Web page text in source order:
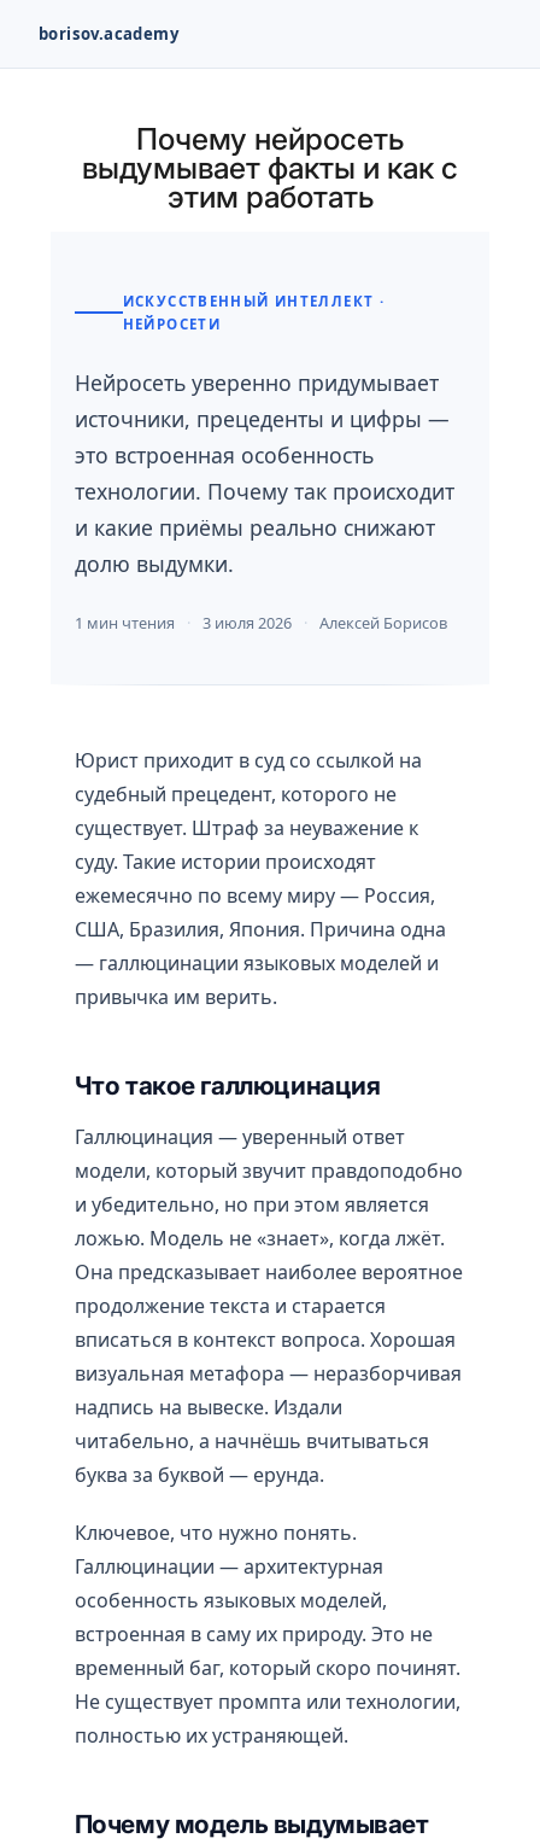
borisov.academy
Почему нейросеть
выдумывает факты и как с
этим работать
ИСКУССТВЕННЫЙ ИНТЕЛЛЕКТ ·
НЕЙРОСЕТИ
Нейросеть уверенно придумывает
источники, прецеденты и цифры —
это встроенная особенность
технологии. Почему так происходит
и какие приёмы реально снижают
долю выдумки.
1 мин чтения 3 июля 2026 Алексей Борисов
Юрист приходит в суд со ссылкой на
судебный прецедент, которого не
существует. Штраф за неуважение к
суду. Такие истории происходят
ежемесячно по всему миру — Россия,
США, Бразилия, Япония. Причина одна
— галлюцинации языковых моделей и
привычка им верить.
Что такое галлюцинация
Галлюцинация — уверенный ответ
модели, который звучит правдоподобно
и убедительно, но при этом является
ложью. Модель не «знает», когда лжёт.
Она предсказывает наиболее вероятное
продолжение текста и старается
вписаться в контекст вопроса. Хорошая
визуальная метафора — неразборчивая
надпись на вывеске. Издали
читабельно, а начнёшь вчитываться
буква за буквой — ерунда.
Ключевое, что нужно понять.
Галлюцинации — архитектурная
особенность языковых моделей,
встроенная в саму их природу. Это не
временный баг, который скоро починят.
Не существует промпта или технологии,
полностью их устраняющей.
Почему модель выдумывает